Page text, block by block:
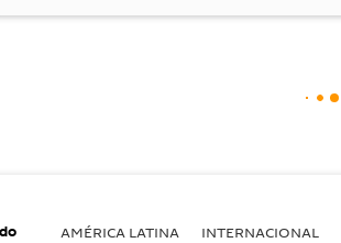
AMÉRICA LATINA INTERNACIONAL